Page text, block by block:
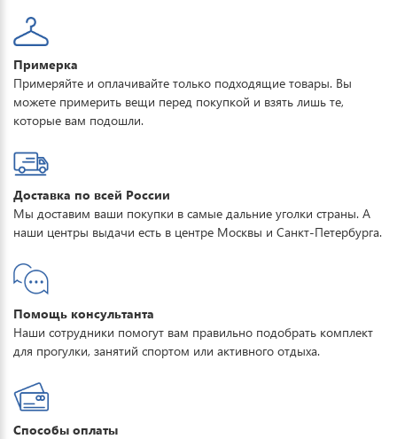
Примерка
Примеряйте и оплачивайте только подходящие товары. Вы
можете примерить вещи перед покупкой и взять лишь те,
которые вам подошли.
Доставка по всей России
Мы доставим ваши покупки в самые дальние уголки страны. А
наши центры выдачи есть в центре Москвы и Санкт-Петербурга.
Помощь консультанта
Наши сотрудники помогут вам правильно подобрать комплект
для прогулки, занятий спортом или активного отдыха.
Способы оплаты